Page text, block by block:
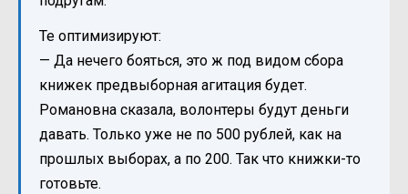
Те оптимизируют:
— Да нечего бояться, это ж под видом сбора
книжек предвыборная агитация будет.
Романовна сказала, волонтеры будут деньги
давать. Только уже не по 500 рублей, как на
прошлых выборах, а по 200. Так что книжки-то
готовьте.